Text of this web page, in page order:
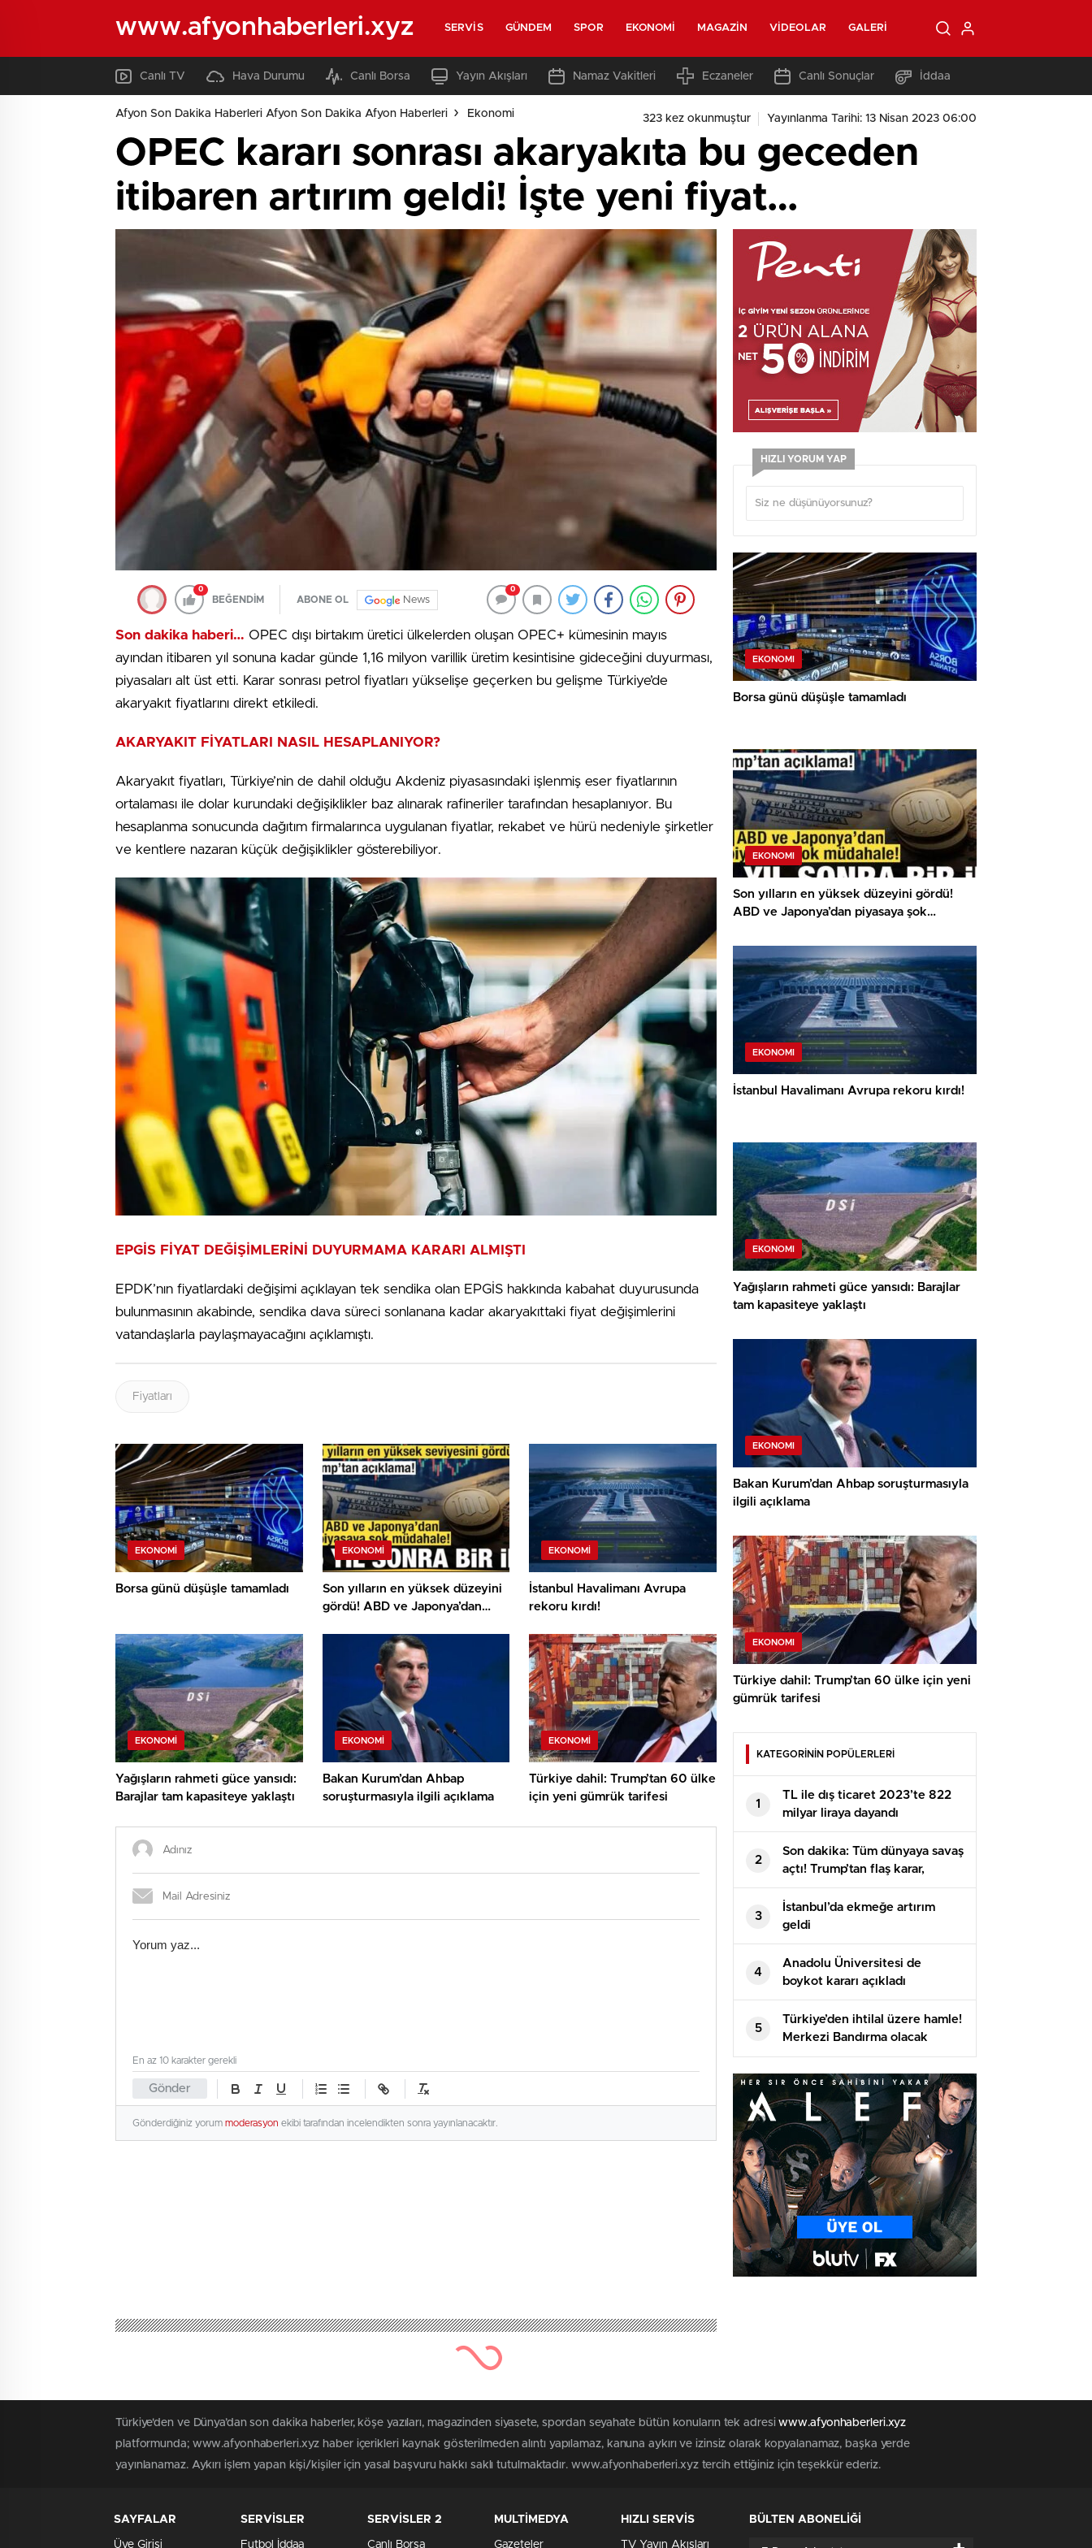
www.afyonhaberleri.xyz SERVIS GÜNDEM SPOR EKONOMI MAGAZIN VIDEOLAR GALERI
Canlı TV Hava Durumu Canlı Borsa Yayın Akışları Namaz Vakitleri Eczaneler Canlı Sonuçlar İddaa
Afyon Son Dakika Haberleri Afyon Son Dakika Afyon Haberleri Ekonomi 323 kez okunmuştur Yayınlanma Tarihi: 13 Nisan 2023 06:00
OPEC kararı sonrası akaryakıta bu geceden
itibaren artırım geldi! İşte yeni fiyat…
0
BEĞENDİM ABONE OL News
0
Son dakika haberi… OPEC dışı birtakım üretici ülkelerden oluşan OPEC+ kümesinin mayıs
ayından itibaren yıl sonuna kadar günde 1,16 milyon varillik üretim kesintisine gideceğini duyurması,
piyasaları alt üst etti. Karar sonrası petrol fiyatları yükselişe geçerken bu gelişme Türkiye’de
akaryakıt fiyatlarını direkt etkiledi.
AKARYAKIT FİYATLARI NASIL HESAPLANIYOR?
Akaryakıt fiyatları, Türkiye’nin de dahil olduğu Akdeniz piyasasındaki işlenmiş eser fiyatlarının
ortalaması ile dolar kurundaki değişiklikler baz alınarak rafineriler tarafından hesaplanıyor. Bu
hesaplanma sonucunda dağıtım firmalarınca uygulanan fiyatlar, rekabet ve hürü nedeniyle şirketler
ve kentlere nazaran küçük değişiklikler gösterebiliyor.
EPGİS FİYAT DEĞİŞİMLERİNİ DUYURMAMA KARARI ALMIŞTI
EPDK’nın fiyatlardaki değişimi açıklayan tek sendika olan EPGİS hakkında kabahat duyurusunda
bulunmasının akabinde, sendika dava süreci sonlanana kadar akaryakıttaki fiyat değişimlerini
vatandaşlarla paylaşmayacağını açıklamıştı.
Fiyatları
EKONOMI
Borsa günü düşüşle tamamladı
EKONOMI
Son yılların en yüksek düzeyini
gördü! ABD ve Japonya’dan
EKONOMI
İstanbul Havalimanı Avrupa
rekoru kırdı!
EKONOMI
Yağışların rahmeti güce yansıdı:
Barajlar tam kapasiteye yaklaştı
EKONOMI
Bakan Kurum’dan Ahbap
soruşturmasıyla ilgili açıklama
EKONOMI
Türkiye dahil: Trump’tan 60 ülke
için yeni gümrük tarifesi
Gönder
En az 10 karakter gerekli
Gönderdiğiniz yorum moderasyon ekibi tarafından incelendikten sonra yayınlanacaktır.
HIZLI YORUM YAP
EKONOMI
Borsa günü düşüşle tamamladı
EKONOMI
Son yılların en yüksek düzeyini gördü!
ABD ve Japonya’dan piyasaya şok
EKONOMI
İstanbul Havalimanı Avrupa rekoru kırdı!
EKONOMI
Yağışların rahmeti güce yansıdı: Barajlar
tam kapasiteye yaklaştı
EKONOMI
Bakan Kurum’dan Ahbap soruşturmasıyla
ilgili açıklama
EKONOMI
Türkiye dahil: Trump’tan 60 ülke için yeni
gümrük tarifesi
KATEGORİNİN POPÜLERLERİ
1
TL ile dış ticaret 2023’te 822
milyar liraya dayandı
2
Son dakika: Tüm dünyaya savaş
açtı! Trump’tan flaş karar,
imzayı attı…
3
İstanbul’da ekmeğe artırım
geldi
4
Anadolu Üniversitesi de
boykot kararı açıkladı
5
Türkiye’den ihtilal üzere hamle!
Merkezi Bandırma olacak
Türkiye'den ve Dünya’dan son dakika haberler, köşe yazıları, magazinden siyasete, spordan seyahate bütün konuların tek adresiwww.afyonhaberleri.xyz
platformunda; www.afyonhaberleri.xyz haber içerikleri kaynak gösterilmeden alıntı yapılamaz, kanuna aykırı ve izinsiz olarak kopyalanamaz, başka yerde
yayınlanamaz. Aykırı işlem yapan kişi/kişiler için yasal başvuru hakkı saklı tutulmaktadır. www.afyonhaberleri.xyz tercih ettiğiniz için teşekkür ederiz.
SAYFALAR
Üye Girişi
SERVİSLER
Futbol İddaa
SERVİSLER 2
Canlı Borsa
MULTİMEDYA
Gazeteler
HIZLI SERVİS
TV Yayın Akışları
BÜLTEN ABONELİĞİ